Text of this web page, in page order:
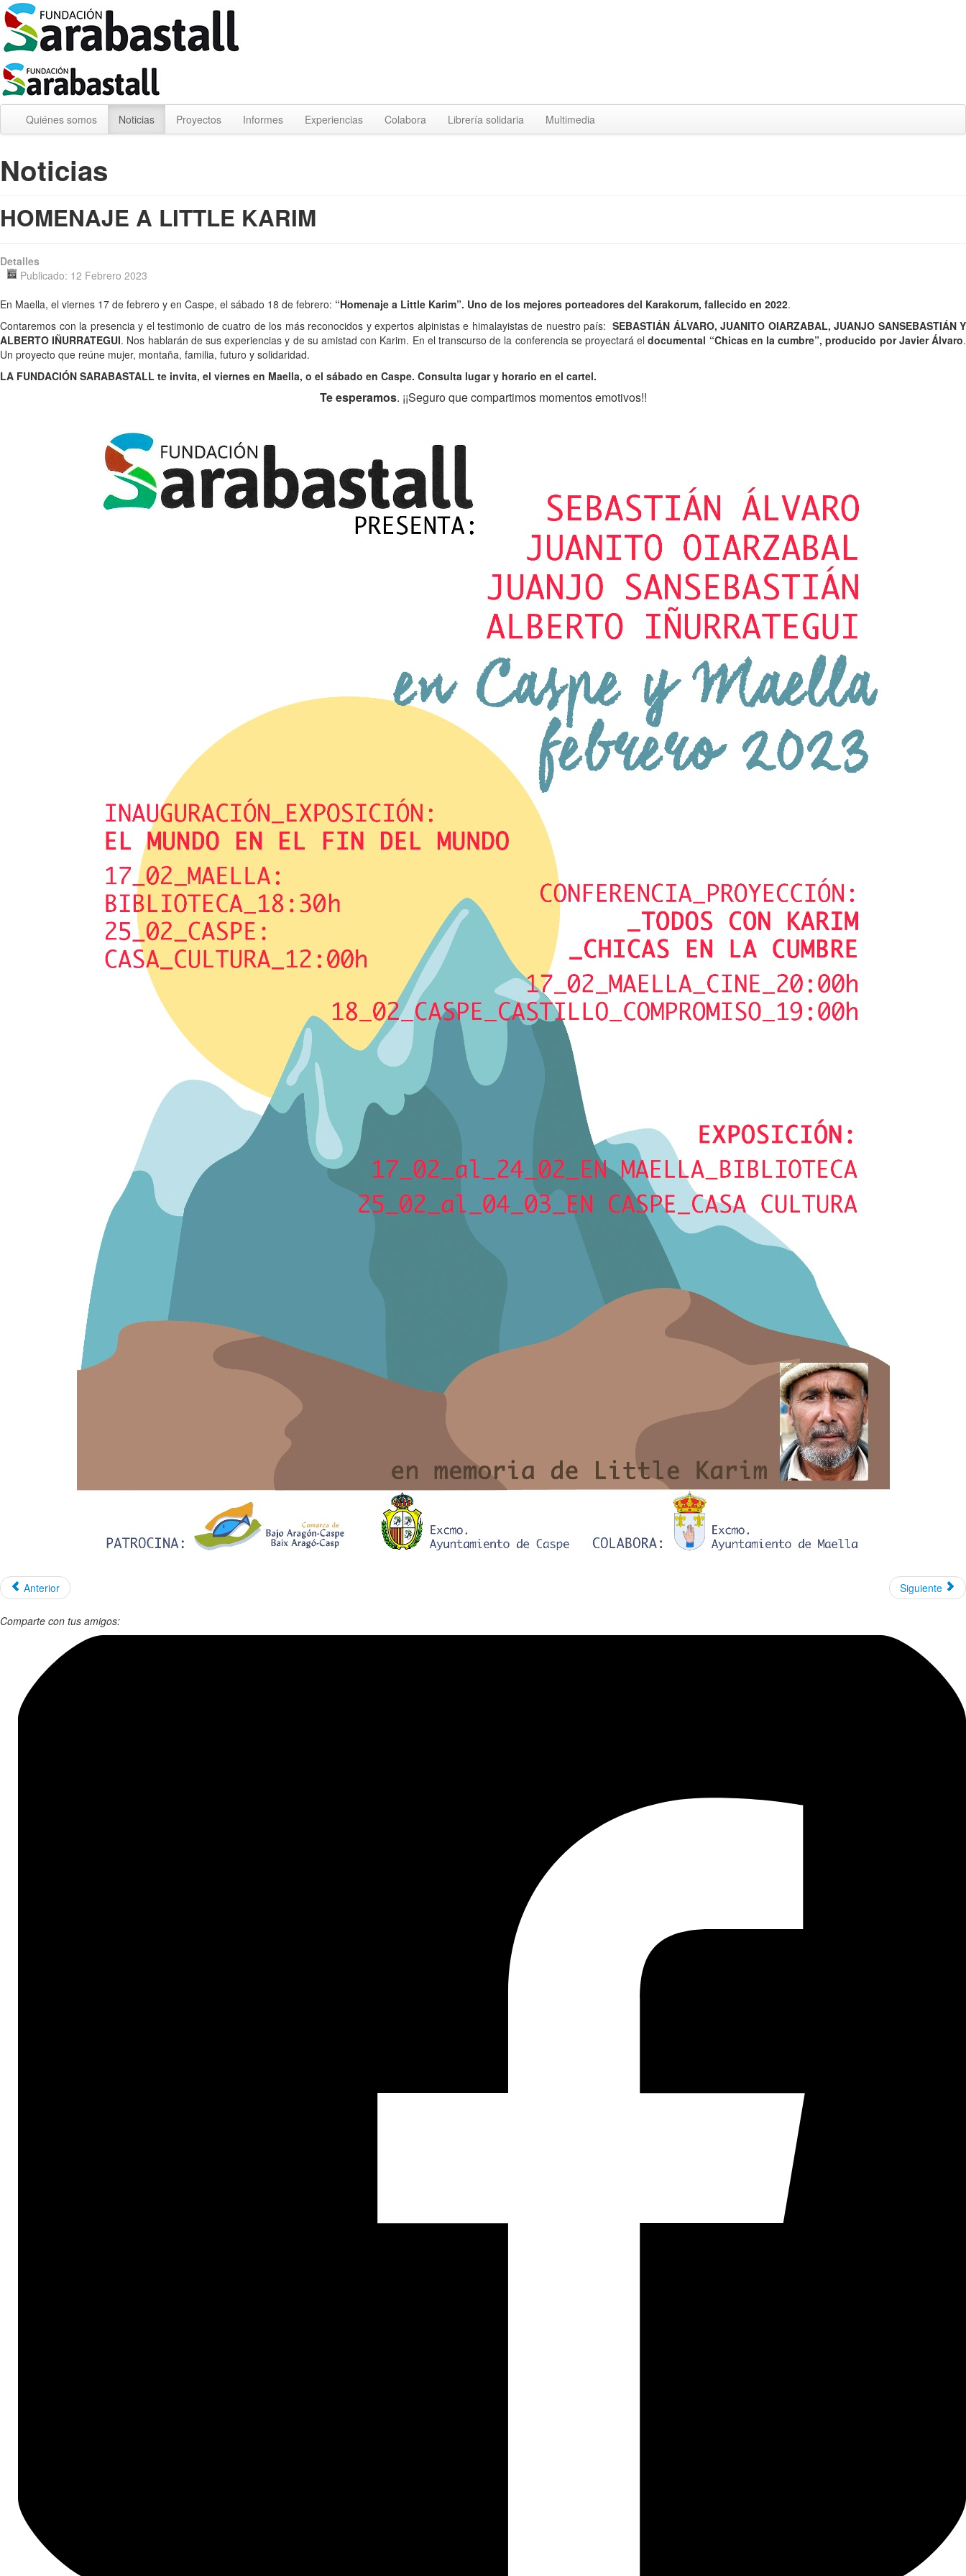
Quiénes somos Noticias Proyectos Informes Experiencias Colabora Librería solidaria Multimedia
Noticias
HOMENAJE A LITTLE KARIM
Detalles
Publicado: 12 Febrero 2023
En Maella, el viernes 17 de febrero y en Caspe, el sábado 18 de febrero: “Homenaje a Little Karim”. Uno de los mejores porteadores del Karakorum, fallecido en 2022.
Contaremos con la presencia y el testimonio de cuatro de los más reconocidos y expertos alpinistas e himalayistas de nuestro país: SEBASTIÁN ÁLVARO, JUANITO OIARZABAL, JUANJO SANSEBASTIÁN Y
ALBERTO IÑURRATEGUI. Nos hablarán de sus experiencias y de su amistad con Karim. En el transcurso de la conferencia se proyectará eldocumental “Chicas en la cumbre”, producido por Javier Álvaro.
Un proyecto que reúne mujer, montaña, familia, futuro y solidaridad.
LA FUNDACIÓN SARABASTALL te invita, el viernes en Maella, o el sábado en Caspe. Consulta lugar y horario en el cartel.
Te esperamos. ¡¡Seguro que compartimos momentos emotivos!!
Anterior Siguiente
Comparte con tus amigos: